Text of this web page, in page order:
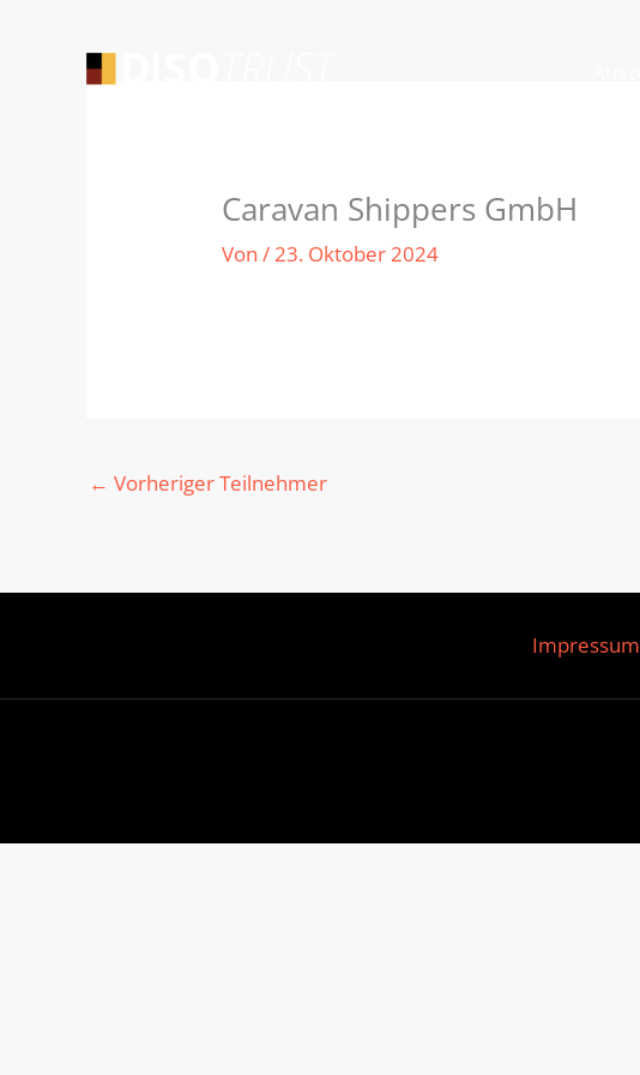
Caravan Shippers GmbH
Von/23. Oktober 2024
← Vorheriger Teilnehmer
Impressum